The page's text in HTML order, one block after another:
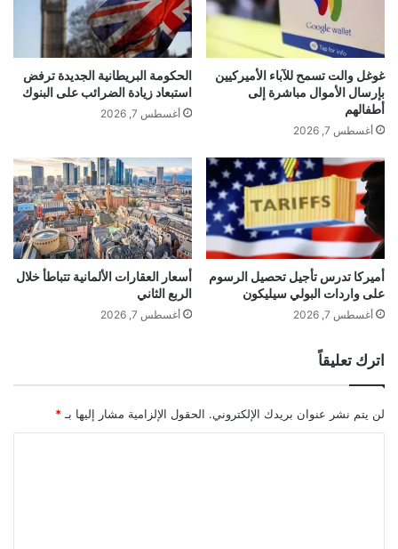
gherlkel.com — تزايد إقبال الأسر الألمانية على عقود
الكهرباء الخضراء
الوسوم
إقبال الأسر الألمانية
غوغل والت تسمح للآباء الأميركيين
بإرسال الأموال مباشرة إلى
أطفالهم
أغسطس 7, 2026
الحكومة البريطانية الجديدة ترفض
استبعاد زيادة الضرائب على البنوك
أغسطس 7, 2026
أميركا تدرس تأجيل تحصيل الرسوم
على واردات البولي سيليكون
أغسطس 7, 2026
أسعار العقارات الألمانية تتباطأ خلال
الربع الثاني
أغسطس 7, 2026
اترك تعليقاً
لن يتم نشر عنوان بريدك الإلكتروني. الحقول الإلزامية مشار إليها بـ *